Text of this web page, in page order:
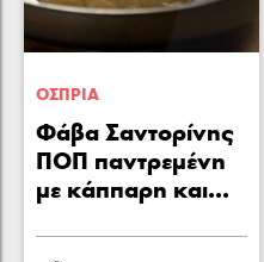
ΟΣΠΡΙΑ
Φάβα Σαντορίνης
ΠΟΠ παντρεμένη
με κάππαρη και...